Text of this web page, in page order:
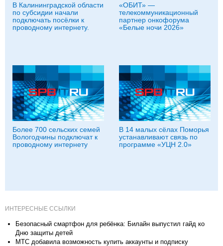
В Калининградской области
по субсидии начали
подключать посёлки к
проводному интернету.
«ОБИТ» —
телекоммуникационный
партнер онкофорума
«Белые ночи 2026»
Более 700 сельских семей
Вологодчины подключат к
проводному интернету
В 14 малых сёлах Поморья
устанавливают связь по
программе «УЦН 2.0»
ИНТЕРЕСНЫЕ ССЫЛКИ
Безопасный смартфон для ребёнка: Билайн выпустил гайд ко
Дню защиты детей
МТС добавила возможность купить аккаунты и подписку